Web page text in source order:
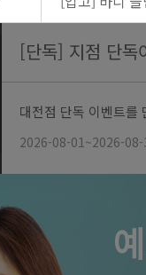
[단독] 지점 단독
대전점 단독 이벤트를
2026-08-01~2026-08-